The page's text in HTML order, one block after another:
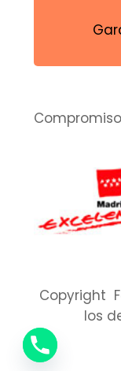
Copyright
los
Aviso legal